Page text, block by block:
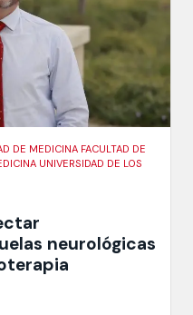
DE MEDICINA FACULTAD DE
UNIVERSIDAD DE LOS
neurológicas